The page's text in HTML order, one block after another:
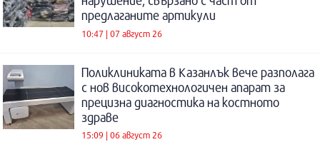
предлаганите артикули
10:47 | 07 август 26
Поликлиниката в Казанлък вече разполага
с нов високотехнологичен апарат за
прецизна диагностика на костното
здраве
15:09 | 06 август 26